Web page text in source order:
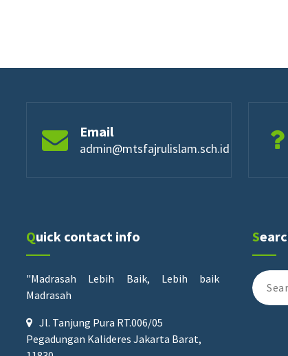
Email
admin@mtsfajrulislam.sch.id
Quick contact info
"Madrasah Lebih Baik, Lebih baik
Madrasah
Jl. Tanjung Pura RT.006/05
Pegadungan Kalideres Jakarta Barat,
Search
for: